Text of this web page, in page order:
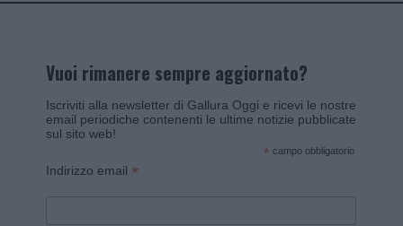
Vuoi rimanere sempre aggiornato?
Iscriviti alla newsletter di Gallura Oggi e ricevi le nostre
email periodiche contenenti le ultime notizie pubblicate
sul sito web!
* campo obbligatorio
Indirizzo email *